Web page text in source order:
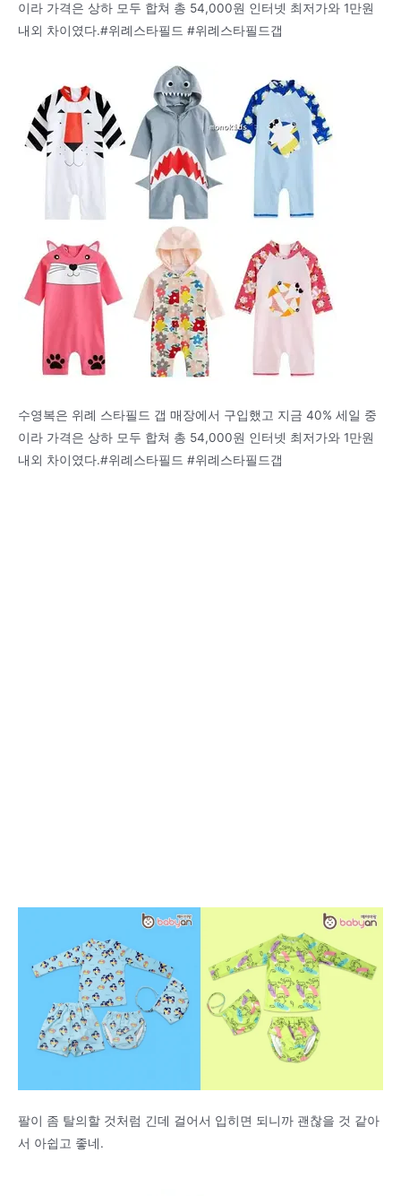
이라 가격은 상하 모두 합쳐 총 54,000원 인터넷 최저가와 1만원
내외 차이였다.#위례스타필드 #위례스타필드갭
수영복은 위례 스타필드 갭 매장에서 구입했고 지금 40% 세일 중
이라 가격은 상하 모두 합쳐 총 54,000원 인터넷 최저가와 1만원
내외 차이였다.#위례스타필드 #위례스타필드갭
팔이 좀 탈의할 것처럼 긴데 걸어서 입히면 되니까 괜찮을 것 같아
서 아쉽고 좋네.